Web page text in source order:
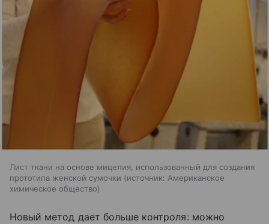
Лист ткани на основе мицелия, использованный для создания
прототипа женской сумочки
источник: Американское
химическое общество
Новый метод дает больше контроля: можно